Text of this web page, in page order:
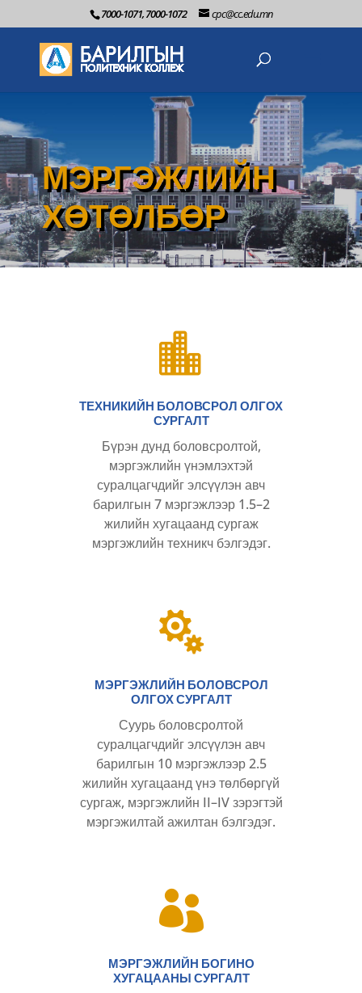
7000-1071, 7000-1072 cpc@cc.edu.mn
МЭРГЭЖЛИЙН
ХӨТӨЛБӨР

ТЕХНИКИЙН БОЛОВСРОЛ ОЛГОХ
СУРГАЛТ
Бүрэн дунд боловсролтой,
мэргэжлийн үнэмлэхтэй
суралцагчдийг элсүүлэн авч
барилгын 7 мэргэжлээр 1.5–2
жилийн хугацаанд сургаж
мэргэжлийн техникч бэлгэдэг.

МЭРГЭЖЛИЙН БОЛОВСРОЛ
ОЛГОХ СУРГАЛТ
Суурь боловсролтой
суралцагчдийг элсүүлэн авч
барилгын 10 мэргэжлээр 2.5
жилийн хугацаанд үнэ төлбөргүй
сургаж, мэргэжлийн II–IV зэрэгтэй
мэргэжилтай ажилтан бэлгэдэг.

МЭРГЭЖЛИЙН БОГИНО
ХУГАЦААНЫ СУРГАЛТ